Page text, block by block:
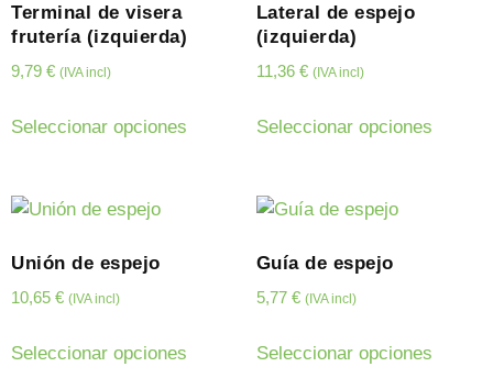
Terminal de visera
frutería (izquierda)
9,79 € (IVA incl)
Seleccionar opciones
Lateral de espejo
(izquierda)
11,36 € (IVA incl)
Seleccionar opciones
Unión de espejo
10,65 € (IVA incl)
Seleccionar opciones
Guía de espejo
5,77 € (IVA incl)
Seleccionar opciones